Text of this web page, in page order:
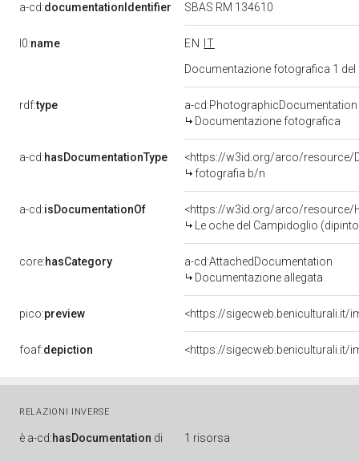
a-cd:documentationIdentifier SBAS RM 134610
l0:name EN
IT
Documentazione fotografica 1
rdf:type
a-cd:PhotographicDocumentation
Documentazione fotografica
a-cd:hasDocumentationType
<https://w3id.org/arco/resource/
fotografia b/n
a-cd:isDocumentationOf
<https://w3id.org/arco/resource/
Le oche del Campidoglio
core:hasCategory
a-cd:AttachedDocumentation
Documentazione allegata
pico:preview <https://sigecweb.beniculturali.it/
foaf:depiction <https://sigecweb.beniculturali.it/
RELAZIONI INVERSE
è a-cd:hasDocumentation di 1 risorsa